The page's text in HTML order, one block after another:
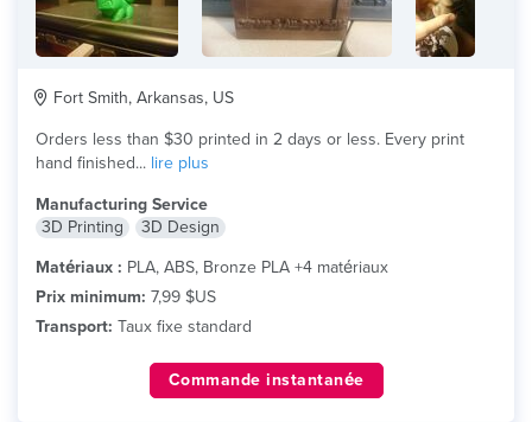
Fort Smith, Arkansas, US
Orders less than $30 printed in 2 days or less. Every print
hand finished... lire plus
Manufacturing Service
3D Printing
3D Design
Matériaux : PLA, ABS, Bronze PLA +4 matériaux
Prix minimum: 7,99 $US
Transport: Taux fixe standard
Commande instantanée